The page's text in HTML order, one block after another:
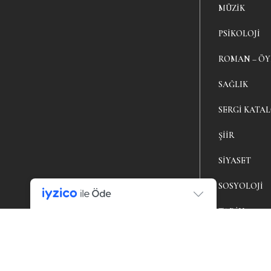
MÜZIK
PSIKOLOJI
ROMAN –
SAĞLIK
SERGI
ŞIIR
SIYASET
SOSYOLOJI
TARIH